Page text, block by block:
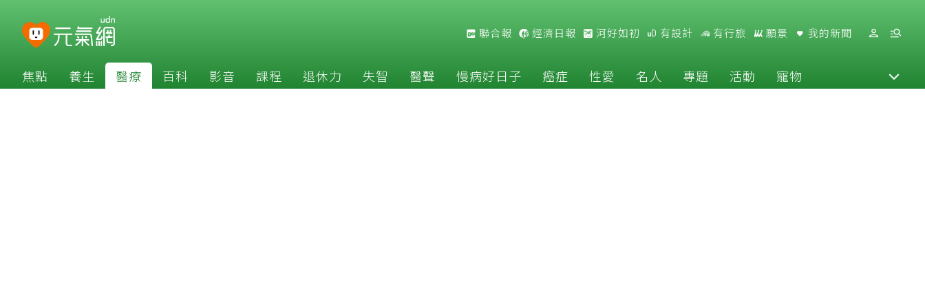
聯合報 經濟日報 河好如初 有設計 有行旅 願景 我的新聞
焦點 養生 醫療 百科 影音 課程 退休力 失智 醫聲 慢病好日子 癌症 性愛 名人 專題 活動 寵物